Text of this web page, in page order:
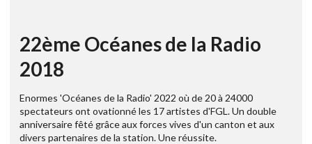
22ème Océanes de la Radio
2018
Enormes 'Océanes de la Radio' 2022 où de 20 à 24000
spectateurs ont ovationné les 17 artistes d'FGL. Un double
anniversaire fêté grâce aux forces vives d'un canton et aux
divers partenaires de la station. Une réussite.